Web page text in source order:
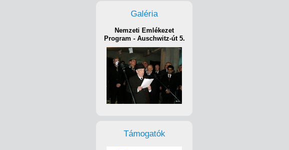
Galéria
Nemzeti Emlékezet
Program - Auschwitz-út 5.
Támogatók